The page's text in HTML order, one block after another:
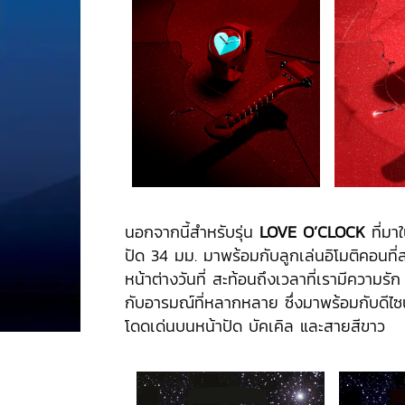
นอกจากนี้สำหรับรุ่น LOVE O’CLOCK ที่มา
ปัด 34 มม. มาพร้อมกับลูกเล่นอิโมติคอนที่
หน้าต่างวันที่ สะท้อนถึงเวลาที่เรามีความรัก
กับอารมณ์ที่หลากหลาย ซึ่งมาพร้อมกับดีไซ
โดดเด่นบนหน้าปัด บัคเคิล และสายสีขาว